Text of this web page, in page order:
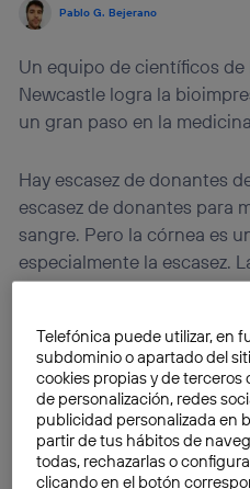
Pablo G. Bejerano
Un equipo de científicos
Newcastle logra la
un gran paso en la
Hay escasez de donantes
escasez de donantes para
sangre. Pero la córnea es
especialmente la escasez.
la Salud (OMS) calcula que
ceguera corneal a causa
otros 4,9 millones de
debido a heridas en la
muy necesario encontrar
los trasplantes.
Telefónica puede utilizar, en
subdominio o apartado del
cookies propias y de
de personalización, redes
publicidad personalizada en
partir de tus hábitos de
todas, rechazarlas o
clicando en el botón